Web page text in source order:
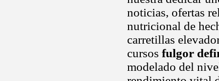
noticias, ofertas
nutricional de
carretillas
cursos fulgor
modelado del